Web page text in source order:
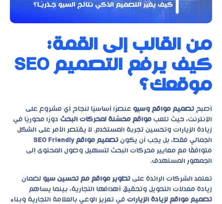
من القالب إلى القمة:
كيف يرفع التصميم SEO
موقعك؟
أصبح تصميم مواقع وسيو عنصرًا أساسيًا لنجاح أي مشروع على
الإنترنت، حيث تلعب مواقع محسّنة لمحركات البحث دورًا محوريًا في
زيادة الزيارات وتحسين تجربة المستخدم. لا يقتصر الأمر على الشكل
الجمالي فقط، بل يجب أن يكون تصميم مواقع SEO Friendly
متوافقًا مع معايير محركات البحث لتسهيل وصول المحتوى إلى
الجمهور المستهدف.
تعتمد الشركات الرائدة على تطوير مواقع مع تحسين سيو لضمان
زيادة معدلات التحويل وتحقيق أهدافها التجارية، بينما يساهم
تصميم مواقع لزيادة الزيارات في تعزيز الوعي بالعلامة التجارية وبناء